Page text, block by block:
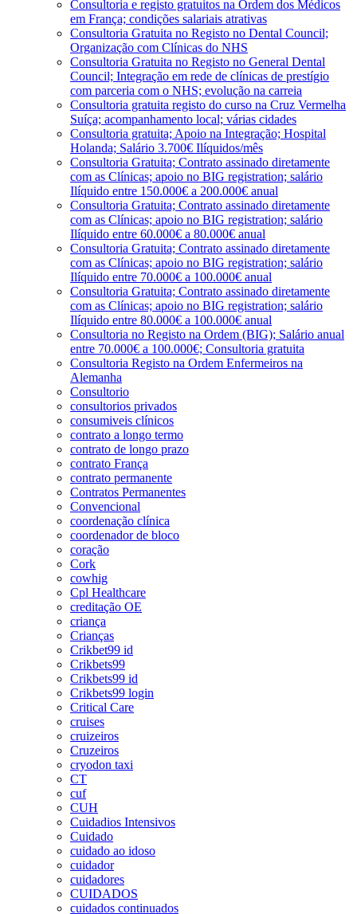
Consultoria e registo gratuitos na Ordem dos Médicos
em França; condições salariais atrativas
Consultoria Gratuita no Registo no Dental Council;
Organização com Clínicas do NHS
Consultoria Gratuita no Registo no General Dental
Council; Integração em rede de clínicas de prestígio
com parceria com o NHS; evolução na carreia
Consultoria gratuita registo do curso na Cruz Vermelha
Suíça; acompanhamento local; várias cidades
Consultoria gratuita; Apoio na Integração; Hospital
Holanda; Salário 3.700€ Ilíquidos/mês
Consultoria Gratuita; Contrato assinado diretamente
com as Clínicas; apoio no BIG registration; salário
Ilíquido entre 150.000€ a 200.000€ anual
Consultoria Gratuita; Contrato assinado diretamente
com as Clínicas; apoio no BIG registration; salário
Ilíquido entre 60.000€ a 80.000€ anual
Consultoria Gratuita; Contrato assinado diretamente
com as Clínicas; apoio no BIG registration; salário
Ilíquido entre 70.000€ a 100.000€ anual
Consultoria Gratuita; Contrato assinado diretamente
com as Clínicas; apoio no BIG registration; salário
Ilíquido entre 80.000€ a 100.000€ anual
Consultoria no Registo na Ordem (BIG); Salário anual
entre 70.000€ a 100.000€; Consultoria gratuita
Consultoria Registo na Ordem Enfermeiros na
Alemanha
Consultorio
consultorios privados
consumiveis clínicos
contrato a longo termo
contrato de longo prazo
contrato França
contrato permanente
Contratos Permanentes
Convencional
coordenação clínica
coordenador de bloco
coração
Cork
cowhig
Cpl Healthcare
creditação OE
criança
Crianças
Crikbet99 id
Crikbets99
Crikbets99 id
Crikbets99 login
Critical Care
cruises
cruizeiros
Cruzeiros
cryodon taxi
CT
cuf
CUH
Cuidadios Intensivos
Cuidado
cuidado ao idoso
cuidador
cuidadores
CUIDADOS
cuidados continuados